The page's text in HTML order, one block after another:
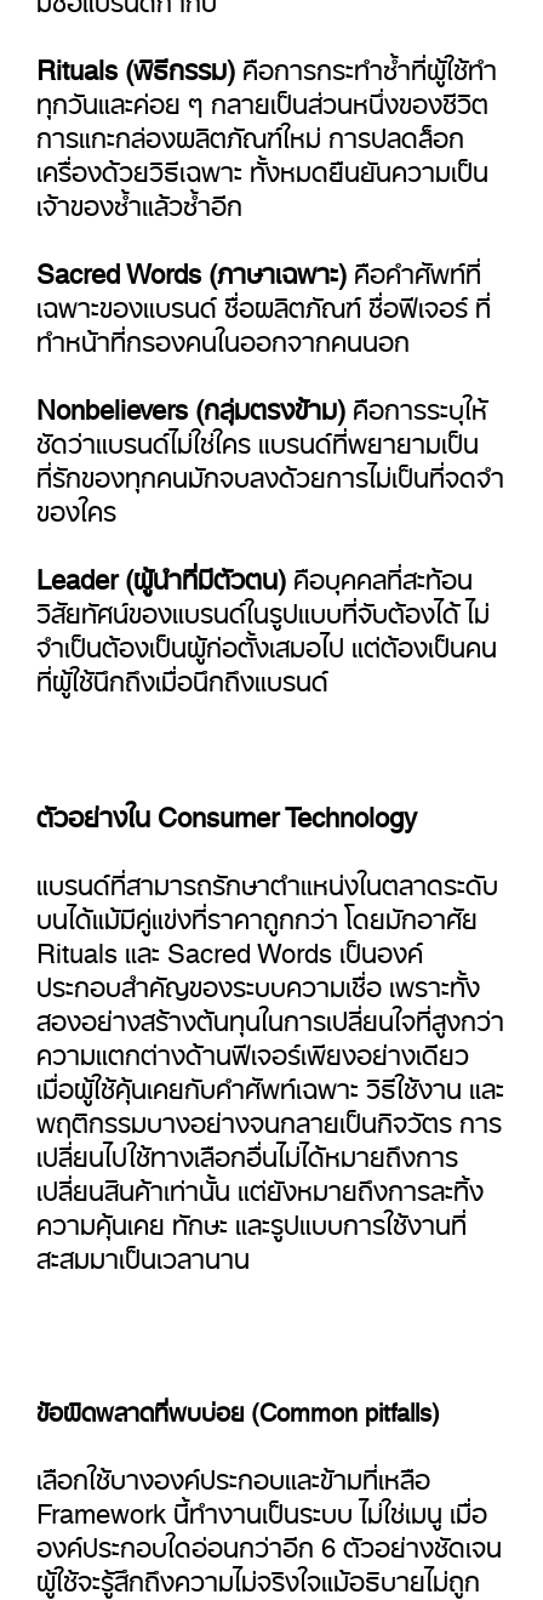
Rituals (พิธีกรรม)คือการกระทำซ้ำที่ผู้ใช้ทำ
ทุกวันและค่อย ๆ กลายเป็นส่วนหนึ่งของชีวิต
การแกะกล่องผลิตภัณฑ์ใหม่ การปลดล็อก
เครื่องด้วยวิธีเฉพาะ ทั้งหมดยืนยันความเป็น
เจ้าของซ้ำแล้วซ้ำอีก
Sacred Words (ภาษาเฉพาะ)คือคำศัพท์ที่
เฉพาะของแบรนด์ ชื่อผลิตภัณฑ์ ชื่อฟีเจอร์ ที่
ทำหน้าที่กรองคนในออกจากคนนอก
Nonbelievers (กลุ่มตรงข้าม)คือการระบุให้
ชัดว่าแบรนด์ไม่ใช่ใคร แบรนด์ที่พยายามเป็น
ที่รักของทุกคนมักจบลงด้วยการไม่เป็นที่จดจำ
ของใคร
Leader (ผู้นำที่มีตัวตน)คือบุคคลที่สะท้อน
วิสัยทัศน์ของแบรนด์ในรูปแบบที่จับต้องได้ ไม่
จำเป็นต้องเป็นผู้ก่อตั้งเสมอไป แต่ต้องเป็นคน
ที่ผู้ใช้นึกถึงเมื่อนึกถึงแบรนด์
ตัวอย่างใน Consumer Technology
แบรนด์ที่สามารถรักษาตำแหน่งในตลาดระดับ
บนได้แม้มีคู่แข่งที่ราคาถูกกว่า โดยมักอาศัย
Rituals และ Sacred Words เป็นองค์
ประกอบสำคัญของระบบความเชื่อ เพราะทั้ง
สองอย่างสร้างต้นทุนในการเปลี่ยนใจที่สูงกว่า
ความแตกต่างด้านฟีเจอร์เพียงอย่างเดียว
เมื่อผู้ใช้คุ้นเคยกับคำศัพท์เฉพาะ วิธีใช้งาน และ
พฤติกรรมบางอย่างจนกลายเป็นกิจวัตร การ
เปลี่ยนไปใช้ทางเลือกอื่นไม่ได้หมายถึงการ
เปลี่ยนสินค้าเท่านั้น แต่ยังหมายถึงการละทิ้ง
ความคุ้นเคย ทักษะ และรูปแบบการใช้งานที่
สะสมมาเป็นเวลานาน
ข้อผิดพลาดที่พบบ่อย (Common pitfalls)
เลือกใช้บางองค์ประกอบและข้ามที่เหลือ
Framework นี้ทำงานเป็นระบบ ไม่ใช่เมนู เมื่อ
องค์ประกอบใดอ่อนกว่าอีก 6 ตัวอย่างชัดเจน
ผู้ใช้จะรู้สึกถึงความไม่จริงใจแม้อธิบายไม่ถูก